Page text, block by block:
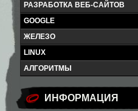
РАЗРАБОТКА ВЕБ-САЙТОВ
GOOGLE
ЖЕЛЕЗО
LINUX
АЛГОРИТМЫ
ИНФОРМАЦИЯ